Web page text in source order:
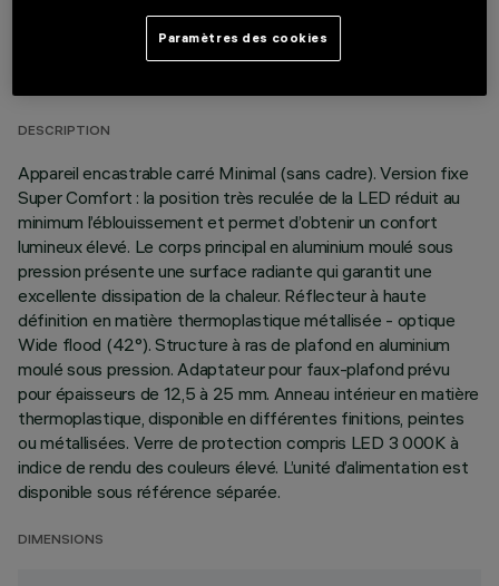
DONNÉES TECHNIQUES
DESCRIPTION
Appareil encastrable carré Minimal (sans cadre). Version fixe
Super Comfort : la position très reculée de la LED réduit au
minimum l’éblouissement et permet d’obtenir un confort
lumineux élevé. Le corps principal en aluminium moulé sous
pression présente une surface radiante qui garantit une
excellente dissipation de la chaleur. Réflecteur à haute
définition en matière thermoplastique métallisée - optique
Wide flood (42°). Structure à ras de plafond en aluminium
moulé sous pression. Adaptateur pour faux-plafond prévu
pour épaisseurs de 12,5 à 25 mm. Anneau intérieur en matière
thermoplastique, disponible en différentes finitions, peintes
ou métallisées. Verre de protection compris LED 3 000K à
indice de rendu des couleurs élevé. L’unité d’alimentation est
disponible sous référence séparée.
DIMENSIONS
Paramètres des cookies